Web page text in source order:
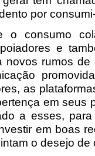
por
o consumo
e
novos rumos
as
em seus
a esses,
em boas
o desejo de